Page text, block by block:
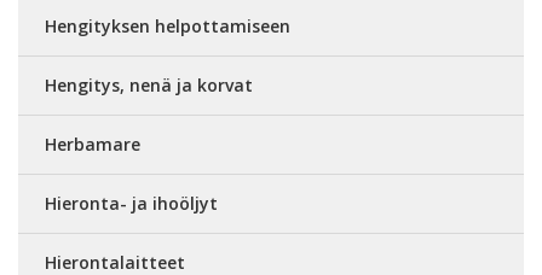
Hengityksen helpottamiseen
Hengitys, nenä ja korvat
Herbamare
Hieronta- ja ihoöljyt
Hierontalaitteet